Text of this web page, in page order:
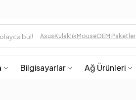
AsusKulaklıkMouseOEM Paketler
Bilgisayarlar Ağ Ürünleri